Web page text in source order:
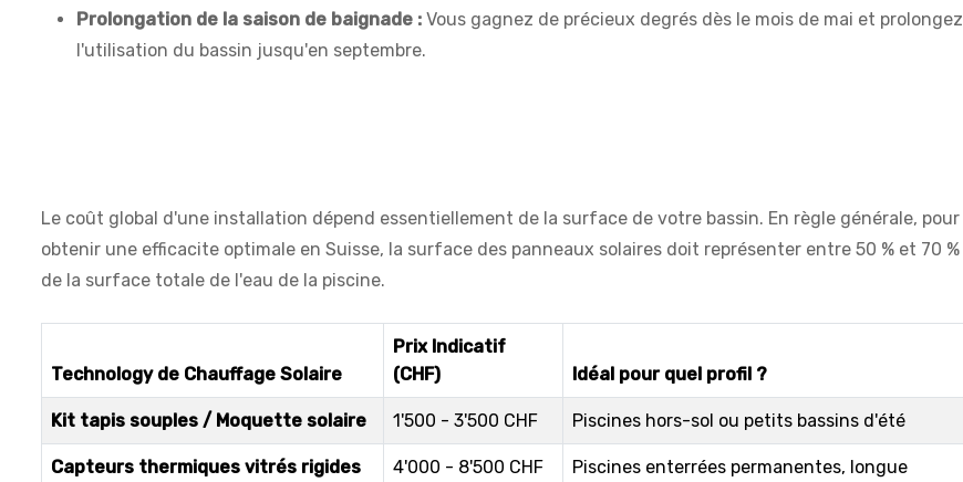
Prolongation de la saison de baignade : Vous gagnez de précieux degrés dès le mois de mai et prolongez
l'utilisation du bassin jusqu'en septembre.
Le coût global d'une installation dépend essentiellement de la surface de votre bassin. En règle générale, pour
obtenir une efficacite optimale en Suisse, la surface des panneaux solaires doit représenter entre 50 % et 70 %
de la surface totale de l'eau de la piscine.
Technology de Chauffage Solaire
Prix Indicatif
(CHF)
Idéal pour quel profil ?
Kit tapis souples / Moquette solaire 1'500 - 3'500 CHF Piscines hors-sol ou petits bassins d'été
Capteurs thermiques vitrés rigides 4'000 - 8'500 CHF
Piscines enterrées permanentes, longue